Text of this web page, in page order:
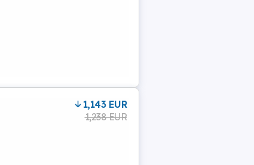
1,143 EUR
1,238 EUR